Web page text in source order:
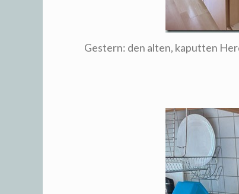
Gestern: den alten, kaputten